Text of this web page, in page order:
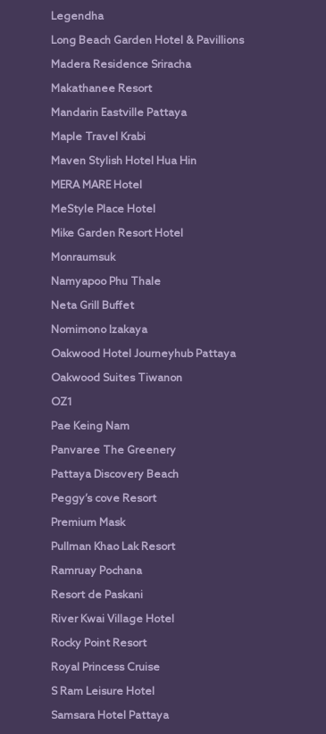
Legendha
Long Beach Garden Hotel & Pavillions
Madera Residence Sriracha
Makathanee Resort
Mandarin Eastville Pattaya
Maple Travel Krabi
Maven Stylish Hotel Hua Hin
MERA MARE Hotel
MeStyle Place Hotel
Mike Garden Resort Hotel
Monraumsuk
Namyapoo Phu Thale
Neta Grill Buffet
Nomimono Izakaya
Oakwood Hotel Journeyhub Pattaya
Oakwood Suites Tiwanon
OZ1
Pae Keing Nam
Panvaree The Greenery
Pattaya Discovery Beach
Peggy’s cove Resort
Premium Mask
Pullman Khao Lak Resort
Ramruay Pochana
Resort de Paskani
River Kwai Village Hotel
Rocky Point Resort
Royal Princess Cruise
S Ram Leisure Hotel
Samsara Hotel Pattaya